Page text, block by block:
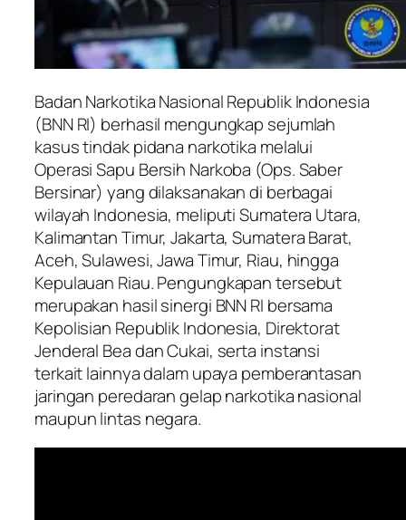
Badan Narkotika Nasional Republik Indonesia
(BNN RI) berhasil mengungkap sejumlah
kasus tindak pidana narkotika melalui
Operasi Sapu Bersih Narkoba (Ops. Saber
Bersinar) yang dilaksanakan di berbagai
wilayah Indonesia, meliputi Sumatera Utara,
Kalimantan Timur, Jakarta, Sumatera Barat,
Aceh, Sulawesi, Jawa Timur, Riau, hingga
Kepulauan Riau. Pengungkapan tersebut
merupakan hasil sinergi BNN RI bersama
Kepolisian Republik Indonesia, Direktorat
Jenderal Bea dan Cukai, serta instansi
terkait lainnya dalam upaya pemberantasan
jaringan peredaran gelap narkotika nasional
maupun lintas negara.